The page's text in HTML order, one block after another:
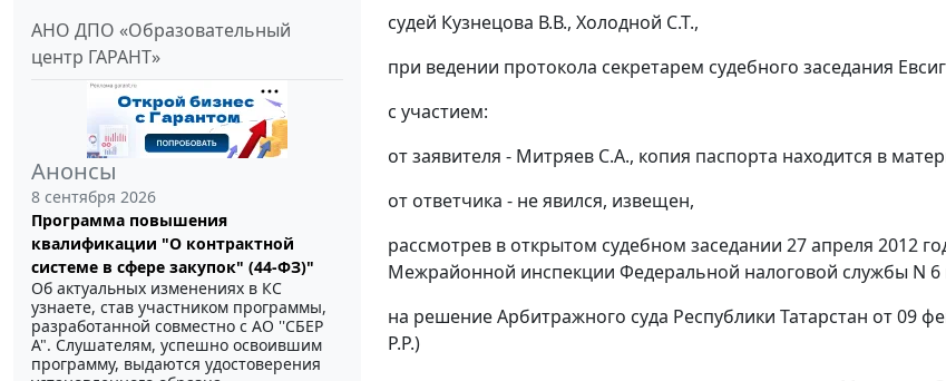
АНО ДПО «Образовательный
центр ГАРАНТ»
Анонсы
8 сентября 2026
Программа повышения
квалификации "О контрактной
системе в сфере закупок" (44-ФЗ)"
Об актуальных изменениях в КС
узнаете, став участником программы,
разработанной совместно с АО ''СБЕР
А". Слушателям, успешно освоившим
программу, выдаются удостоверения
судей Кузнецова В.В., Холодной С.Т.,
при ведении протокола секретарем судебного заседания
с участием:
от заявителя - Митряев С.А., копия паспорта находится в
от ответчика - не явился, извещен,
рассмотрев в открытом судебном заседании 27 апреля 2012
Межрайонной инспекции Федеральной налоговой службы N 6
на решение Арбитражного суда Республики Татарстан от 09
Р.Р.)